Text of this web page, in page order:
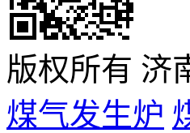
版权所有 济
煤气发生炉